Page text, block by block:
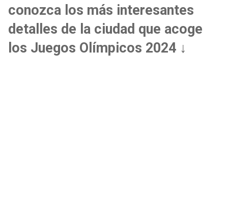
conozca los más interesantes
detalles de la ciudad que acoge
los Juegos Olímpicos 2024 ↓